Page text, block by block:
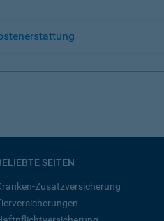
SEITEN
Zusatzversicherung